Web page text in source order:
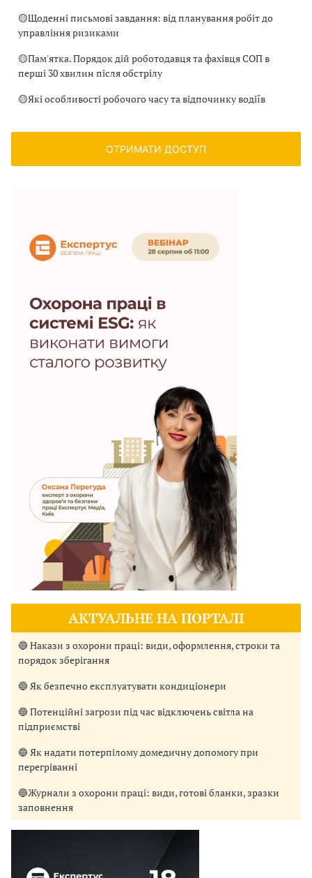
🟡Щоденні письмові завдання: від планування робіт до
управління ризиками
🟡Пам'ятка. Порядок дій роботодавця та фахівця СОП в
перші 30 хвилин після обстрілу
🟡Які особливості робочого часу та відпочинку водіїв
ОТРИМАТИ ДОСТУП
АКТУАЛЬНЕ НА ПОРТАЛІ
🔵 Накази з охорони праці: види, оформлення, строки та
порядок зберігання
🔵 Як безпечно експлуатувати кондиціонери
🔵 Потенційні загрози під час відключень світла на
підприємстві
🔵 Як надати потерпілому домедичну допомогу при
перегріванні
🔵Журнали з охорони праці: види, готові бланки, зразки
заповнення